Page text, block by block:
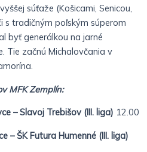
súťaže (Košicami, Senicou,
s tradičným poľským súperom
byť generálkou na jarné
Tie začnú Michalovčania v
MFK Zemplín:
– Slavoj Trebišov (III. liga) 12.00
– ŠK Futura Humenné (III. liga)